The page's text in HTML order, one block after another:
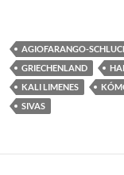
AGIOFARANGO-
GRIECHENLAND
KALI LIMENES
SIVAS